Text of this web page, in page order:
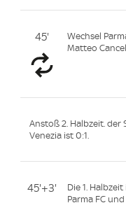
45'
Wechsel
Matteo
Anstoß 2. Halbzeit. der
Venezia ist 0:1.
45'+3'
Die 1.
Parma FC und